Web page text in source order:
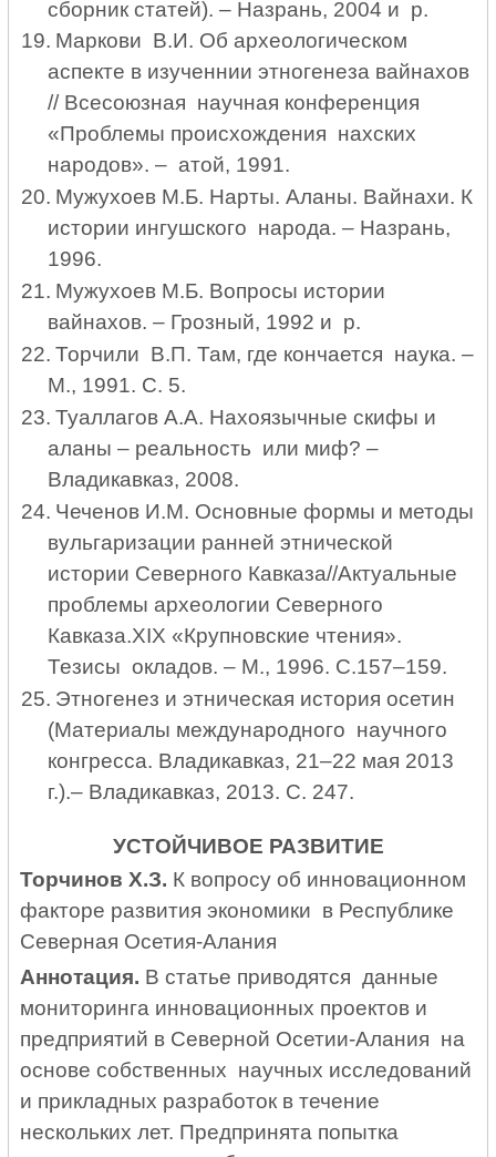
сборник статей). – Назрань, 2004 и р.
19. Маркови В.И. Об археологическом
аспекте в изученнии этногенеза вайнахов
// Всесоюзная научная конференция
«Проблемы происхождения нахских
народов». – атой, 1991.
20. Мужухоев М.Б. Нарты. Аланы. Вайнахи. К
истории ингушского народа. – Назрань,
1996.
21. Мужухоев М.Б. Вопросы истории
вайнахов. – Грозный, 1992 и р.
22. Торчили В.П. Там, где кончается наука. –
М., 1991. С. 5.
23. Туаллагов А.А. Нахоязычные скифы и
аланы – реальность или миф? –
Владикавказ, 2008.
24. Чеченов И.М. Основные формы и методы
вульгаризации ранней этнической
истории Северного Кавказа//Актуальные
проблемы археологии Северного
Кавказа.XIX «Крупновские чтения».
Тезисы окладов. – М., 1996. С.157–159.
25. Этногенез и этническая история осетин
(Материалы международного научного
конгресса. Владикавказ, 21–22 мая 2013
г.).– Владикавказ, 2013. С. 247.
УСТОЙЧИВОЕ РАЗВИТИЕ
Торчинов Х.З. К вопросу об инновационном
факторе развития экономики в Республике
Северная Осетия-Алания
Аннотация. В статье приводятся данные
мониторинга инновационных проектов и
предприятий в Северной Осетии-Алания на
основе собственных научных исследований
и прикладных разработок в течение
нескольких лет. Предпринята попытка